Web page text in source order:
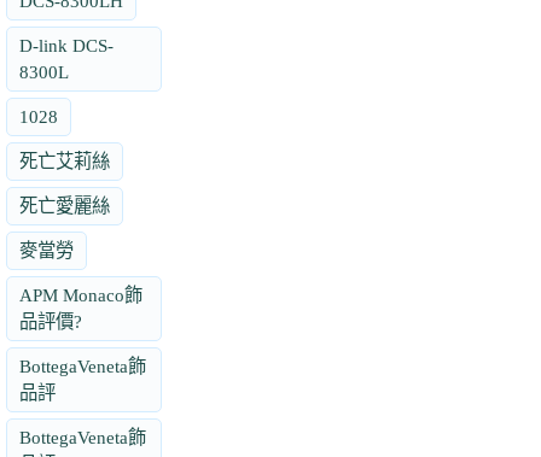
D-link DCS-
8300L
1028
死亡艾莉絲
死亡愛麗絲
麥當勞
APM Monaco飾
品評價?
BottegaVeneta飾
品評
BottegaVeneta飾